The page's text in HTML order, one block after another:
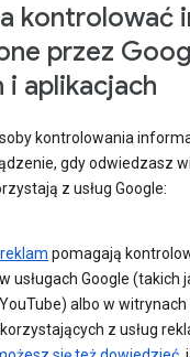
kontrolować
przez
aplikacjach
kontrolowania
gdy odwiedzasz
z usług Google:
pomagają
usługach Google (takich
albo w witrynach
z usług